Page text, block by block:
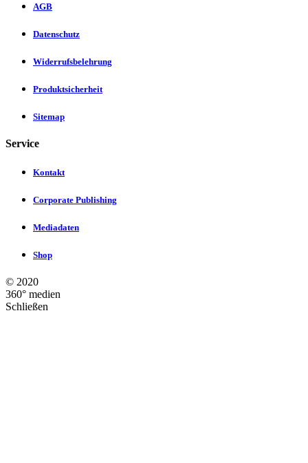
AGB
Datenschutz
Widerrufsbelehrung
Produktsicherheit
Sitemap
Service
Kontakt
Corporate Publishing
Mediadaten
Shop
© 2020
360° medien
Schließen